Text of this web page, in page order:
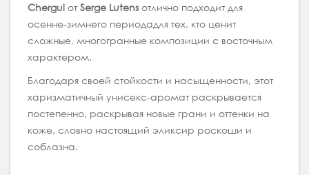
Chergui от Serge Lutensотлично подходит для
осенне-зимнего периодадля тех, кто ценит
сложные, многогранные композиции с восточным
характером.
Благодаря своей стойкости и насыщенности, этот
харизматичный унисекс-аромат раскрывается
постепенно, раскрывая новые грани и оттенки на
коже, словно настоящий эликсир роскоши и
соблазна.